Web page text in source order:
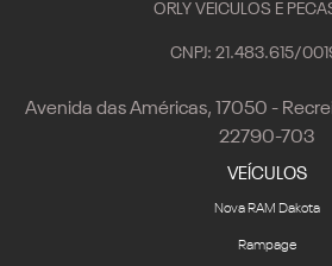
ORLY VEICULOS E
CNPJ: 21.483.615/
Avenida das Américas, 17050 -
22790-703
VEÍCULOS
Nova RAM Dakota
Rampage